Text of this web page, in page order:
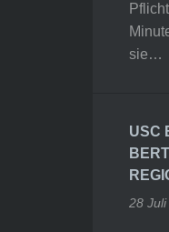
sie…
USC
28